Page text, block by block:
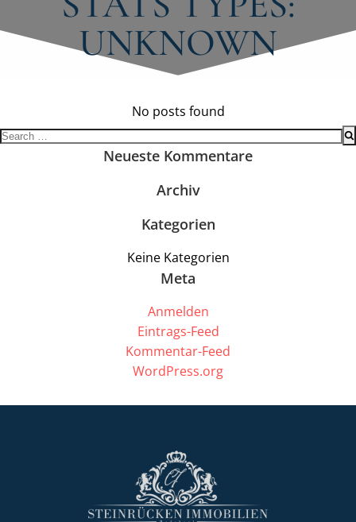
UNKNOWN
No posts found
Search
Neueste Kommentare
Archiv
Kategorien
Keine Kategorien
Meta
Anmelden
Eintrags-Feed
Kommentar-Feed
WordPress.org